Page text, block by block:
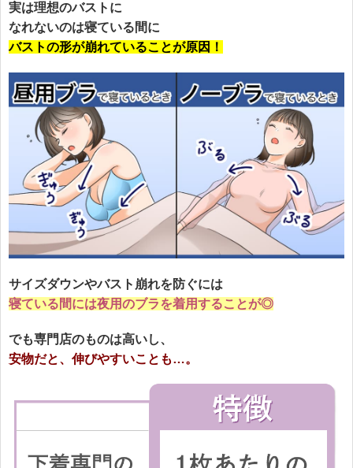
実は理想のバストに
なれないのは寝ている間に
バストの形が崩れていることが原因！
サイズダウンやバスト崩れを防ぐには
寝ている間には夜用のブラを着用することが◎
でも専門店のものは高いし、
安物だと、伸びやすいことも…。